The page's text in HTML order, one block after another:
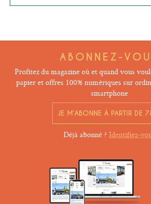
ABONNEZ-
Profitez du magazine où et quand vous
papier et offres 100% numériques sur
smartphone
JE M’ABONNE À PARTIR DE
Déjà abonné ? Identifiez-